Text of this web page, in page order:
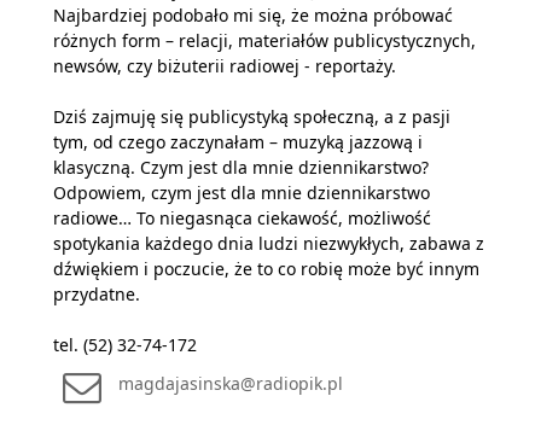
Najbardziej podobało mi się, że można próbować
różnych form – relacji, materiałów publicystycznych,
newsów, czy biżuterii radiowej - reportaży.
Dziś zajmuję się publicystyką społeczną, a z pasji
tym, od czego zaczynałam – muzyką jazzową i
klasyczną. Czym jest dla mnie dziennikarstwo?
Odpowiem, czym jest dla mnie dziennikarstwo
radiowe… To niegasnąca ciekawość, możliwość
spotykania każdego dnia ludzi niezwykłych, zabawa z
dźwiękiem i poczucie, że to co robię może być innym
przydatne.
tel. (52) 32-74-172
magdajasinska@radiopik.pl